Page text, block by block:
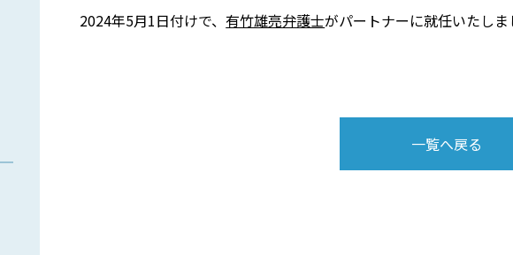
2024年5月1日付けで、 有竹雄亮弁護士がパートナーに就任いたしま
一覧へ戻る